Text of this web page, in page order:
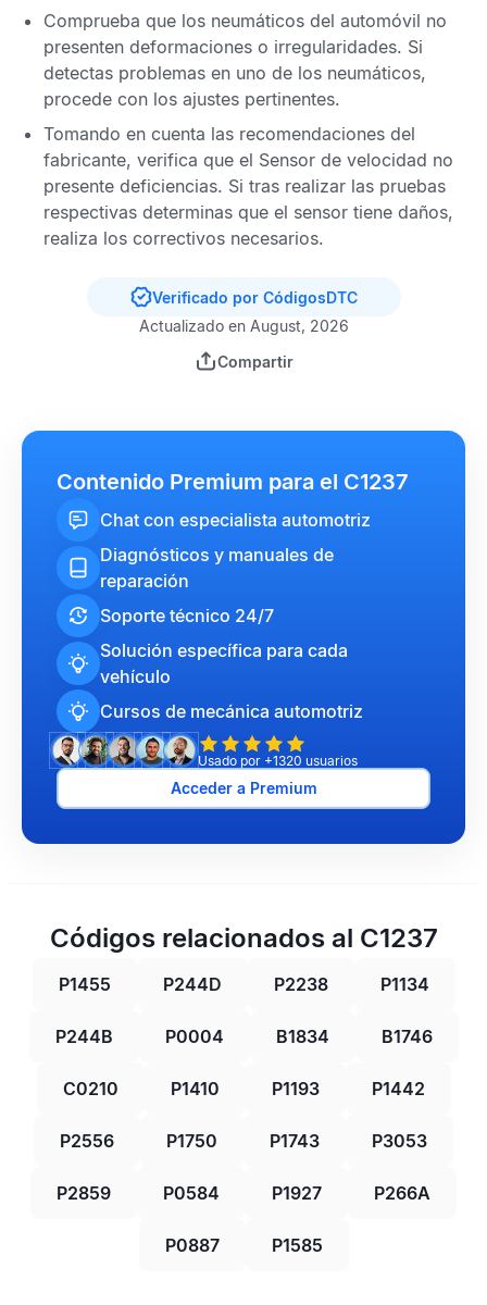
Comprueba que los neumáticos del automóvil no
presenten deformaciones o irregularidades. Si
detectas problemas en uno de los neumáticos,
procede con los ajustes pertinentes.
Tomando en cuenta las recomendaciones del
fabricante, verifica que el Sensor de velocidad no
presente deficiencias. Si tras realizar las pruebas
respectivas determinas que el sensor tiene daños,
realiza los correctivos necesarios.
Verificado por CódigosDTC
Actualizado en August, 2026
Compartir
Contenido Premium para el C1237
Chat con especialista automotriz
Diagnósticos y manuales de
reparación
Soporte técnico 24/7
Solución específica para cada
vehículo
Cursos de mecánica automotriz
Usado por +1320 usuarios
Acceder a Premium
Códigos relacionados al C1237
P1455 P244D P2238 P1134
P244B P0004 B1834 B1746
C0210 P1410 P1193 P1442
P2556 P1750 P1743 P3053
P2859 P0584 P1927 P266A
P0887 P1585